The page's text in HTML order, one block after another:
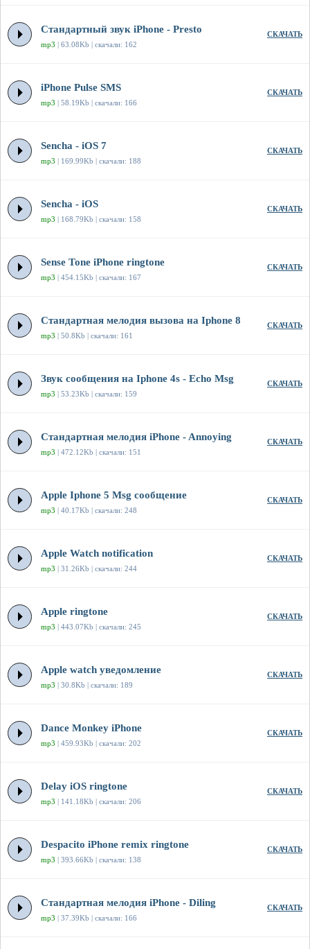
Стандартный звук iPhone - Presto
mp3 | 63.08Kb | скачали: 162
СКАЧАТЬ
iPhone Pulse SMS
mp3 | 58.19Kb | скачали: 166
СКАЧАТЬ
Sencha - iOS 7
mp3 | 169.99Kb | скачали: 188
СКАЧАТЬ
Sencha - iOS
mp3 | 168.79Kb | скачали: 158
СКАЧАТЬ
Sense Tone iPhone ringtone
mp3 | 454.15Kb | скачали: 167
СКАЧАТЬ
Стандартная мелодия вызова на Iphone 8
mp3 | 50.8Kb | скачали: 161
СКАЧАТЬ
Звук сообщения на Iphone 4s - Echo Msg
mp3 | 53.23Kb | скачали: 159
СКАЧАТЬ
Стандартная мелодия iPhone - Annoying
mp3 | 472.12Kb | скачали: 151
СКАЧАТЬ
Apple Iphone 5 Msg сообщение
mp3 | 40.17Kb | скачали: 248
СКАЧАТЬ
Apple Watch notification
mp3 | 31.26Kb | скачали: 244
СКАЧАТЬ
Apple ringtone
mp3 | 443.07Kb | скачали: 245
СКАЧАТЬ
Apple watch уведомление
mp3 | 30.8Kb | скачали: 189
СКАЧАТЬ
Dance Monkey iPhone
mp3 | 459.93Kb | скачали: 202
СКАЧАТЬ
Delay iOS ringtone
mp3 | 141.18Kb | скачали: 206
СКАЧАТЬ
Despacito iPhone remix ringtone
mp3 | 393.66Kb | скачали: 138
СКАЧАТЬ
Стандартная мелодия iPhone - Diling
mp3 | 37.39Kb | скачали: 166
СКАЧАТЬ